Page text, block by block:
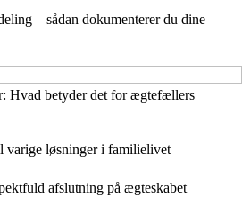
– sådan dokumenterer du dine
Hvad betyder det for ægtefællers
varige løsninger i familielivet
afslutning på ægteskabet